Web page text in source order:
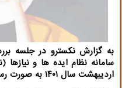
به گزارش نکسترو در جلسه
سامانه نظام ایده ها و
اردیبهشت سال ۱۴۰۱ به صورت رسمی رونمایی شود.